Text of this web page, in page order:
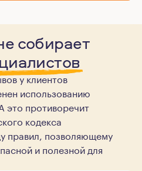
собирает
у клиентов
использованию
это противоречит
кодекса
правил, позволяющему
и полезной для